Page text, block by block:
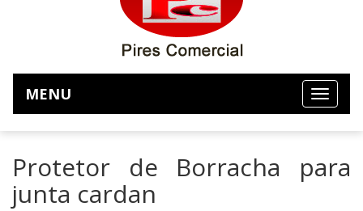
MENU
Protetor de Borracha para
junta cardan